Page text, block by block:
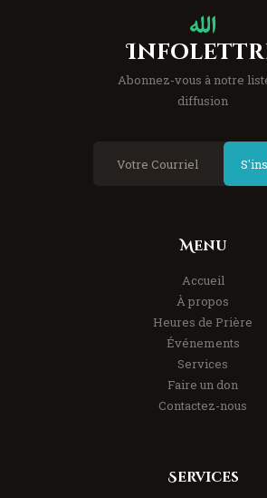
Abonnez-vous à notre
diffusion
Menu
Accueil
À propos
Heures de Prière
Événements
Services
Faire un don
Contactez-nous
Services